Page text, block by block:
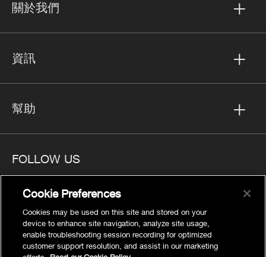
關於我們
資訊
幫助
FOLLOW US
隱私
Cookies Settings
Cookie Preferences
Cookies may be used on this site and stored on your
device to enhance site navigation, analyze site usage,
enable troubleshooting session recording for optimized
customer support resolution, and assist in our marketing